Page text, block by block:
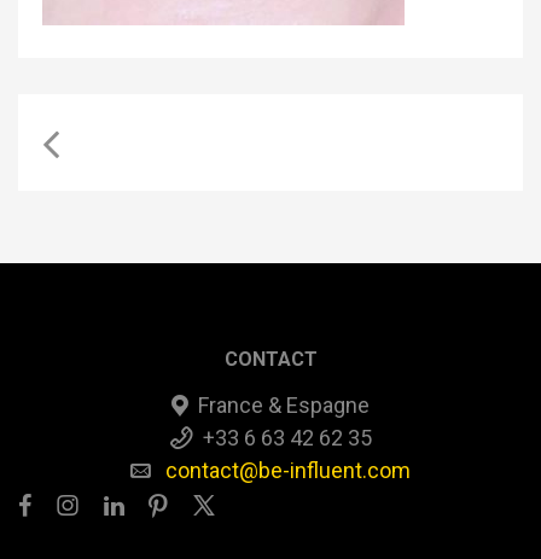
CONTACT
France & Espagne
+33 6 63 42 62 35
contact@be-influent.com